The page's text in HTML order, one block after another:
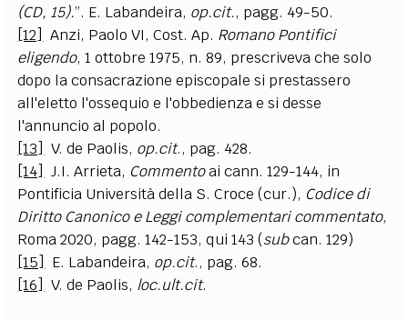
(CD, 15).”. E. Labandeira, op.cit., pagg. 49-50.
[12] Anzi, Paolo VI, Cost. Ap. Romano Pontifici
eligendo, 1 ottobre 1975, n. 89, prescriveva che solo
dopo la consacrazione episcopale si prestassero
all'eletto l'ossequio e l'obbedienza e si desse
l'annuncio al popolo.
[13] V.de Paolis, op.cit., pag. 428.
[14] J.I.Arrieta, Commentoai cann. 129-144, in
Pontificia Università della S. Croce (cur.), Codice di
Diritto Canonico e Leggi complementari commentato,
Roma 2020, pagg. 142-153, qui 143 (subcan. 129)
[15] E. Labandeira, op.cit., pag. 68.
[16] V.de Paolis, loc.ult.cit.